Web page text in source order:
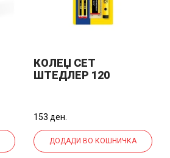
КОЛЕЏ СЕТ
ШТЕДЛЕР 120
153 ден.
ДОДАДИ ВО КОШНИЧКА